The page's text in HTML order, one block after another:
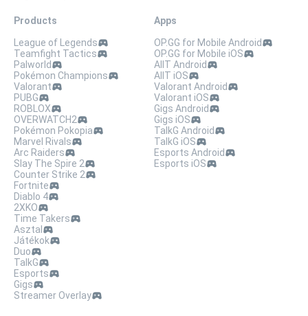
Products
League of Legends
Teamfight Tactics
Palworld
Pokémon Champions
Valorant
PUBG
ROBLOX
OVERWATCH2
Pokémon Pokopia
Marvel Rivals
Arc Raiders
Slay The Spire 2
Counter Strike 2
Fortnite
Diablo 4
2XKO
Time Takers
Asztal
Játékok
Duo
TalkG
Esports
Gigs
Streamer Overlay
Apps
OP.GG for Mobile Android
OP.GG for Mobile iOS
AllT Android
AllT iOS
Valorant Android
Valorant iOS
Gigs Android
Gigs iOS
TalkG Android
TalkG iOS
Esports Android
Esports iOS